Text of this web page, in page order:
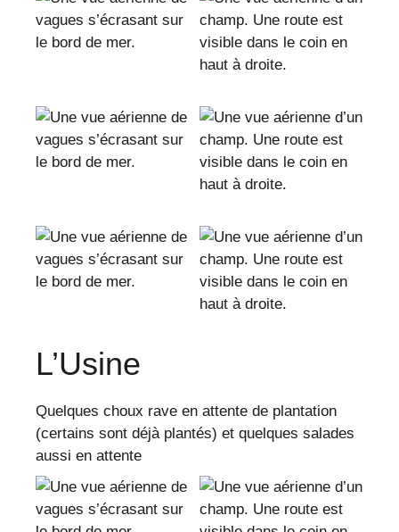
L’Usine
Quelques choux rave en attente de plantation
(certains sont déjà plantés) et quelques salades
aussi en attente